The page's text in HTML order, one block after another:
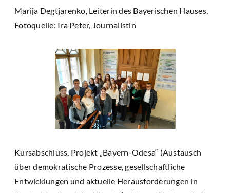
Marija Degtjarenko, Leiterin des Bayerischen Hauses,
Fotoquelle: Ira Peter, Journalistin
Kursabschluss, Projekt „Bayern-Odesa“ (Austausch
über demokratische Prozesse, gesellschaftliche
Entwicklungen und aktuelle Herausforderungen in